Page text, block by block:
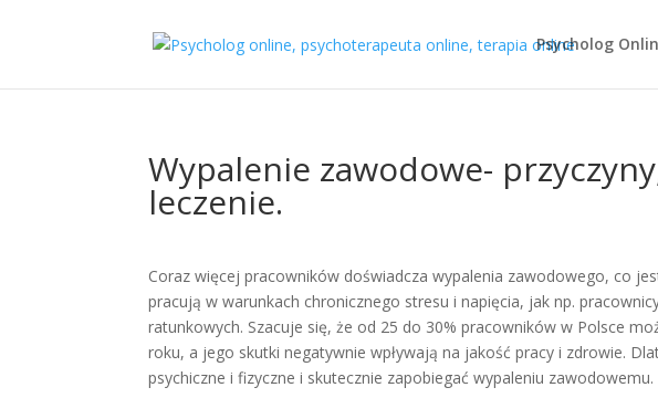
Psycholog
Wypalenie zawodowe-
leczenie.
Coraz więcej pracowników doświadcza wypalenia zawodowego, co
pracują w warunkach chronicznego stresu i napięcia, jak np.
ratunkowych. Szacuje się, że od 25 do 30% pracowników w Polsce
roku, a jego skutki negatywnie wpływają na jakość pracy i zdrowie.
psychiczne i fizyczne i skutecznie zapobiegać wypaleniu zawodowemu.